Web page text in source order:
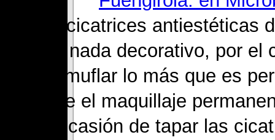
5. Las cicatrices antiestéticas
tienen nada decorativo, por
de camuflar lo más que es
promete el maquillaje
una ocasión de tapar las